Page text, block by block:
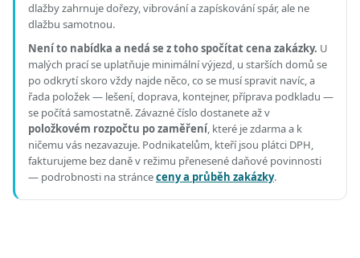
dlažby zahrnuje dořezy, vibrování a zapískování spár, ale ne
dlažbu samotnou.
Není to nabídka a nedá se z toho spočítat cena zakázky. U
malých prací se uplatňuje minimální výjezd, u starších domů se
po odkrytí skoro vždy najde něco, co se musí spravit navíc, a
řada položek — lešení, doprava, kontejner, příprava podkladu —
se počítá samostatně. Závazné číslo dostanete až v
položkovém rozpočtu po zaměření, které je zdarma a k
ničemu vás nezavazuje. Podnikatelům, kteří jsou plátci DPH,
fakturujeme bez daně v režimu přenesené daňové povinnosti
— podrobnosti na stránceceny a průběh zakázky.